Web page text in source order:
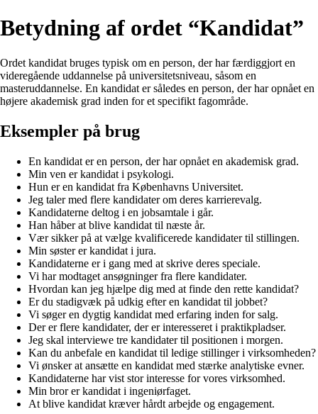
Betydning af ordet “Kandidat”
Ordet kandidat bruges typisk om en person, der har færdiggjort en
videregående uddannelse på universitetsniveau, såsom en
masteruddannelse. En kandidat er således en person, der har opnået en
højere akademisk grad inden for et specifikt fagområde.
Eksempler på brug
En kandidat er en person, der har opnået en akademisk grad.
Min ven er kandidat i psykologi.
Hun er en kandidat fra Københavns Universitet.
Jeg taler med flere kandidater om deres karrierevalg.
Kandidaterne deltog i en jobsamtale i går.
Han håber at blive kandidat til næste år.
Vær sikker på at vælge kvalificerede kandidater til stillingen.
Min søster er kandidat i jura.
Kandidaterne er i gang med at skrive deres speciale.
Vi har modtaget ansøgninger fra flere kandidater.
Hvordan kan jeg hjælpe dig med at finde den rette kandidat?
Er du stadigvæk på udkig efter en kandidat til jobbet?
Vi søger en dygtig kandidat med erfaring inden for salg.
Der er flere kandidater, der er interesseret i praktikpladser.
Jeg skal interviewe tre kandidater til positionen i morgen.
Kan du anbefale en kandidat til ledige stillinger i virksomheden?
Vi ønsker at ansætte en kandidat med stærke analytiske evner.
Kandidaterne har vist stor interesse for vores virksomhed.
Min bror er kandidat i ingeniørfaget.
At blive kandidat kræver hårdt arbejde og engagement.